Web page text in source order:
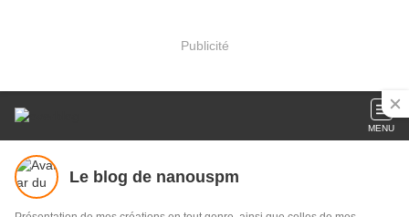
Publicité
MENU
Le blog de nanouspm